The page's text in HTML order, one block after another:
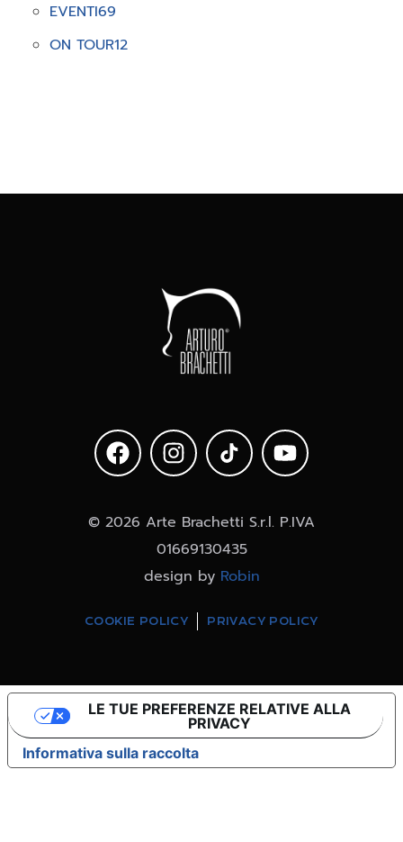
EVENTI69
ON TOUR12
© 2026 Arte Brachetti S.r.l. P.IVA
01669130435
design by Robin
COOKIE POLICY PRIVACY POLICY
Informativa sulla raccolta
LE TUE PREFERENZE RELATIVE ALLA
PRIVACY